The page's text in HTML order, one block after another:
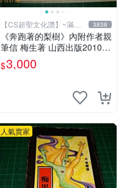
【CS超聖文化讚】~滿千
元送運
3838
《奔跑著的梨樹》內附作者親
筆信 梅生著 山西出版2010年
第一版一刷 【CS超聖文化
讚】
$3,000
人氣賣家